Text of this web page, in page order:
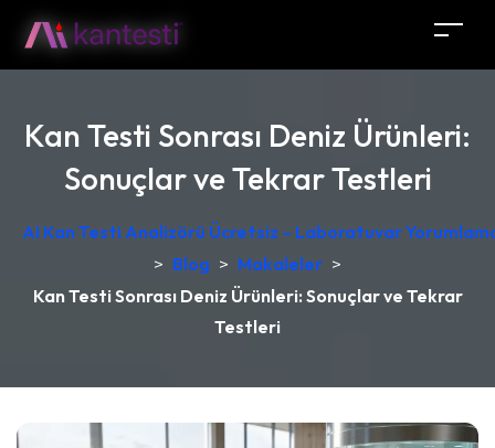
Kan Testi Sonrası Deniz Ürünleri:
Sonuçlar ve Tekrar Testleri
AI Kan Testi Analizörü Ücretsiz – Laboratuvar
> Blog > Makaleler >
Kan Testi Sonrası Deniz Ürünleri: Sonuçlar ve Tekrar
Testleri